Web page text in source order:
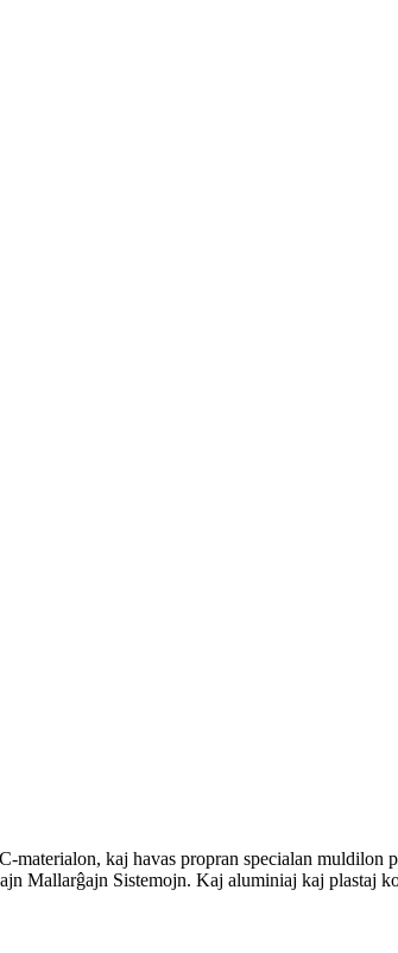
kaj havas propran specialan muldilon
Sistemojn. Kaj aluminiaj kaj plastaj